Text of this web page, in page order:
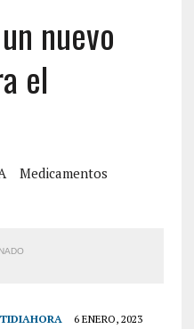
nuevo
el
Medicamentos
6 ENERO, 2023